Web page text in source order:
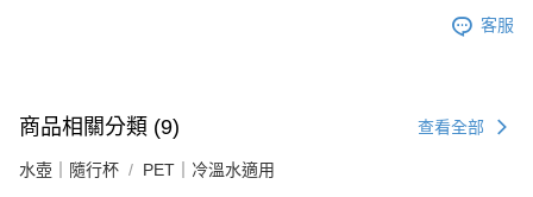
客服
商品相關分類 (9) 查看全部
水壺｜隨行杯 PET｜冷溫水適用